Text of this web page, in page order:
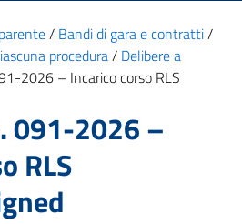
/ Bandi di gara e contratti/
procedura/ Delibere a
2026 – Incarico corso RLS
091-2026 –
RLS